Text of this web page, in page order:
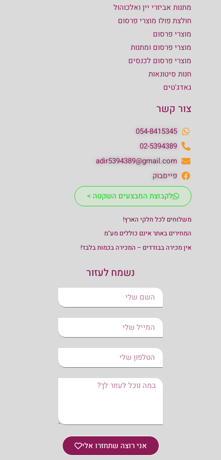
מתנות אביזרי יין ואלכוהול
חולצת פולו מוצרי פרסום
מוצרי פרסום
מוצרי פרסום ומתנות
מוצרי פרסום לכנסים
חנות סיטונאות
גאדג'טים
צור קשר
054-8415345
02-5394389
adir5394389@gmail.com
פייסבוק
לקבוצת המבצעים השקטה >
משלוחים לכל חלקי הארץ!
המחירים באתר אינם כוללים מע"מ
אין מכירה בבודדים – המכירה בכמות בלבד!
נשמח לעזור
אני רוצה שתחזרו אלי